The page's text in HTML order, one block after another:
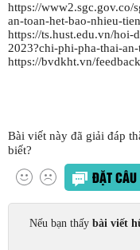
https://www2.sgc.gov.co/
an-toan-het-bao-nhieu-
https://ts.hust.edu.vn/hoi-
2023?chi-phi-pha-thai-
https://bvdkht.vn/
Bài viết này đã giải đáp
biết?
ĐẶT CÂU
Nếu bạn thấy bài viết